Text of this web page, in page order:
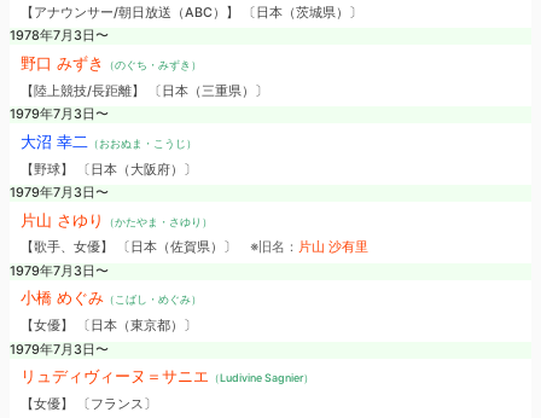
【アナウンサー/朝日放送（ABC）】 〔日本（茨城県）〕
1978年7月3日〜
野口 みずき （のぐち・みずき）
【陸上競技/長距離】 〔日本（三重県）〕
1979年7月3日〜
大沼 幸二 （おおぬま・こうじ）
【野球】 〔日本（大阪府）〕
1979年7月3日〜
片山 さゆり （かたやま・さゆり）
【歌手、女優】 〔日本（佐賀県）〕 ※旧名： 片山 沙有里
1979年7月3日〜
小橋 めぐみ（こばし・めぐみ）
【女優】 〔日本（東京都）〕
1979年7月3日〜
リュディヴィーヌ＝サニエ （Ludivine Sagnier）
【女優】 〔フランス〕